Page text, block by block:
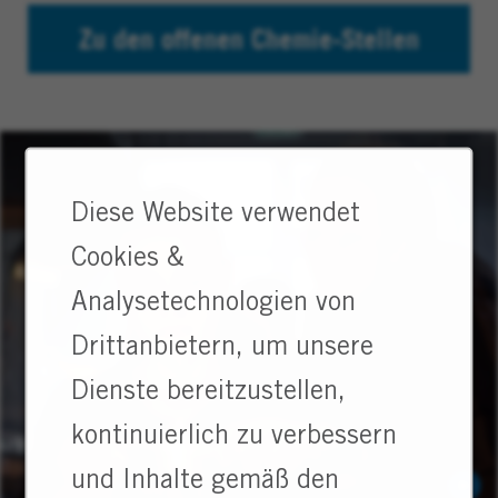
Diese Website verwendet
Cookies &
Analysetechnologien von
Drittanbietern, um unsere
Dienste bereitzustellen,
kontinuierlich zu verbessern
und Inhalte gemäß den
Zu den offenen Chemie-Stellen